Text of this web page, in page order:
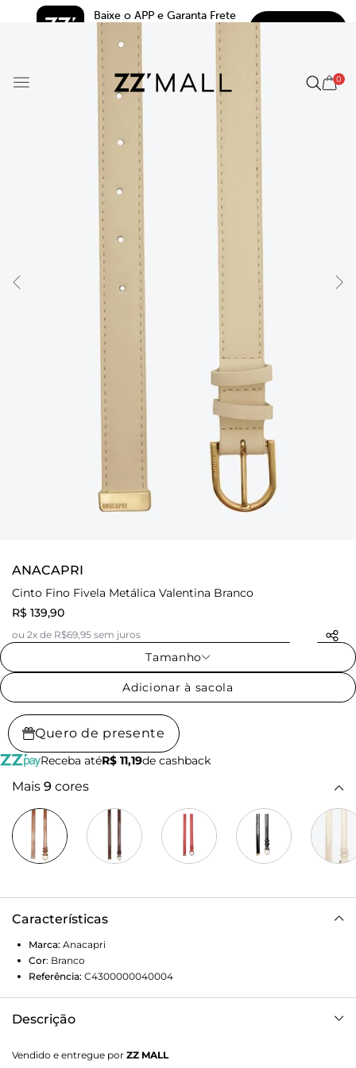
Baixe o APP e Garanta Frete
Grátis*
0
ANACAPRI
Cinto Fino Fivela Metálica Valentina Branco
R$ 139,90
ou 2x de R$69,95 sem juros
Tamanho
Adicionar à sacola
Quero de presente
Receba atéR$ 11,19de cashback
Mais 9 cores
Características
Marca: Anacapri
Cor: Branco
Referência: C4300000040004
Descrição
acessório no tamanho P de material similar ao couro,
Vendido e entregue por ZZ MALL